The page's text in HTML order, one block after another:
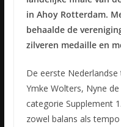
in Ahoy Rotterdam.
behaalde de
zilveren medaille en
De eerste
Ymke Wolters, Nyne
categorie Supplement
zowel balans als